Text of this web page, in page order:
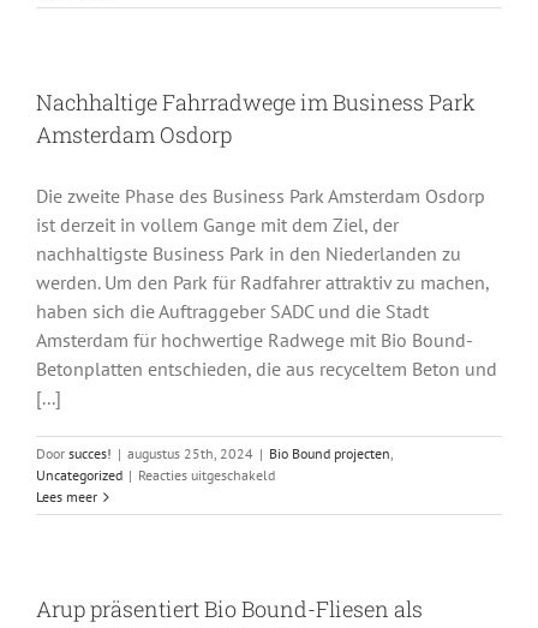
Bound
biobasierte
Innovationen
in
Hamburg
Nachhaltige Fahrradwege im Business Park
Amsterdam Osdorp
Die zweite Phase des Business Park Amsterdam Osdorp
ist derzeit in vollem Gange mit dem Ziel, der
nachhaltigste Business Park in den Niederlanden zu
werden. Um den Park für Radfahrer attraktiv zu machen,
haben sich die Auftraggeber SADC und die Stadt
Amsterdam für hochwertige Radwege mit Bio Bound-
Betonplatten entschieden, die aus recyceltem Beton und
[...]
Door succes! | augustus 25th, 2024 | Bio Bound projecten,
Uncategorized | Reacties uitgeschakeldvoor
Fahrradwege
Amsterdam
Lees meer
Arup präsentiert Bio Bound-Fliesen als